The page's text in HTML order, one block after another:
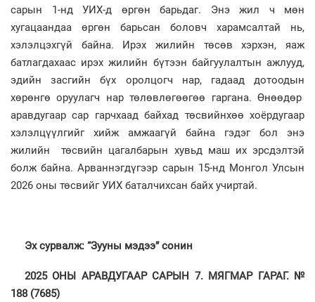
сарын 1-нд УИХ-д өргөн барьдаг. Энэ жил ч мөн
хугацаандаа өргөн барьсан боловч харамсалтай нь,
хэлэлцэхгүй байна. Ирэх жилийн төсөв хэрхэн, яаж
батлагдахаас ирэх жилийн бүтээн байгуулалтын ажлууд,
эдийн засгийн бүх оролцогч нар, гадаад дотоодын
хөрөнгө оруулагч нар төлөвлөгөөгөө гаргана. Өнөөдөр
аравдугаар сар гарчхаад байхад төсвийнхөө хоёрдугаар
хэлэлцүүлгийг хийж амжаагүй байна гэдэг бол энэ
жилийн төсвийн цагалбарын хувьд маш их эрсдэлтэй
болж байна. Арваннэгдүгээр сарын 15-нд Монгол Улсын
2026 оны төсвийг УИХ баталчихсан байх учиртай.
Эх сурвалж: “Зууны мэдээ” сонин
2025 ОНЫ АРАВДУГААР САРЫН 7. МЯГМАР ГАРАГ. №
188 (7685)